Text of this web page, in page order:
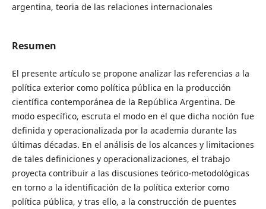
argentina, teoria de las relaciones internacionales
Resumen
El presente artículo se propone analizar las referencias a la
política exterior como política pública en la producción
científica contemporánea de la República Argentina. De
modo específico, escruta el modo en el que dicha noción fue
definida y operacionalizada por la academia durante las
últimas décadas. En el análisis de los alcances y limitaciones
de tales definiciones y operacionalizaciones, el trabajo
proyecta contribuir a las discusiones teórico-metodológicas
en torno a la identificación de la política exterior como
política pública, y tras ello, a la construcción de puentes